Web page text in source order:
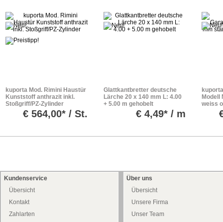
kuporta Mod. Rimini Haustür
Kunststoff anthrazit inkl.
Stoßgriff/PZ-Zylinder
€ 564,00* / St.
Glattkantbretter deutsche
Lärche 20 x 140 mm L: 4.00
+ 5.00 m gehobelt
€ 4,49* / m
Modell
weiss
Kundenservice
Übersicht
Kontakt
Zahlarten
Über uns
Übersicht
Unsere Firma
Unser Team